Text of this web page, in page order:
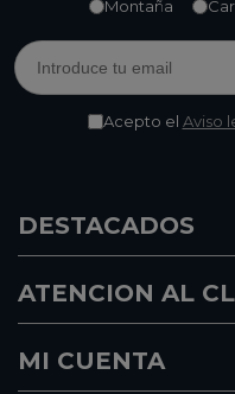
Montaña
Acepto el Aviso
DESTACADOS
ATENCION AL
MI CUENTA